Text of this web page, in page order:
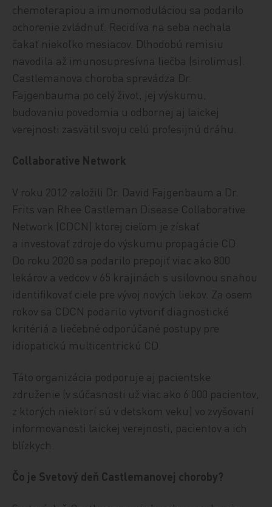
chemoterapiou a imunomoduláciou sa podarilo
ochorenie zvládnuť. Recidíva na seba nechala
čakať niekoľko mesiacov. Dlhodobú remisiu
navodila až imunosupresívna liečba (sirolimus).
Castlemanova choroba sprevádza Dr.
Fajgenbauma po celý život, jej výskumu,
budovaniu povedomia u odbornej aj laickej
verejnosti zasvätil svoju celú profesijnú dráhu.
Collaborative Network
V roku 2012 založili Dr. David Fajgenbaum a Dr.
Frits van Rhee Castleman Disease Collaborative
Network (CDCN) ktorej cieľom je získať
a investovať zdroje do výskumu propagácie CD.
Do roku 2020 sa podarilo prepojiť viac ako 800
lekárov a vedcov v 65 krajinách s usilovnou snahou
identifikovať ciele pre vývoj nových liekov. Za osem
rokov sa CDCN podarilo vytvoriť diagnostické
kritériá a liečebné odporúčané postupy pre
idiopatickú multicentrickú CD.
Táto organizácia podporuje aj pacientske
združenie (v súčasnosti už viac ako 6 000 pacientov,
z ktorých niektorí sú v detskom veku) vo zvyšovaní
informovanosti laickej verejnosti, pacientov a ich
blízkych.
Čo je Svetový deň Castlemanovej choroby?